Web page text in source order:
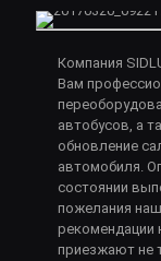
Компания
Вам
автобусов, а
обновление
автомобиля.
состоянии
пожелания
рекомендации
приезжают не